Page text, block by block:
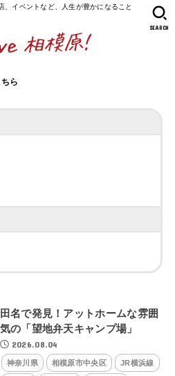
、イベントなど、人生が豊かになること
ら
SEARCH
田名で発見！アットホームな雰囲
気の「望地弁天キャンプ場」
2026.08.04
神奈川県 相模原市中央区 JR横浜線